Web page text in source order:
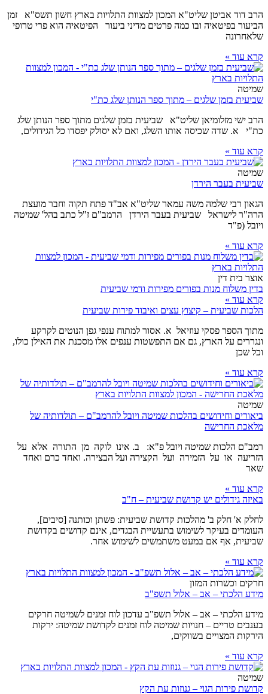
הרב דוד אביטן שליט"א המכון למצוות התלויות בארץ חשון תשס"א זמן
הביעור בפיטאיה ובו כמה פרטים מדיני ביעור הפיטאיה הוא פרי טרופי
שלאחרונה
קרא עוד »
שמיטה
שביעית בזמן שלגים – מתוך ספר הנותן שלג כת"י
הרב ישי מזלומיאן שליט"א שביעית בזמן שלגים מתוך ספר הנותן שלג
כת"י א. שדה שכיסה אותו השלג, ואם לא יסולק יפסדו כל הגידולים,
קרא עוד »
שמיטה
שביעית בעבר הירדן
הגאון רבי שלמה משה עמאר שליט"א אב"ד פתח תקוה וחבר מועצת
הרה"ר לישראל שביעית בעבר הירדן הרמב"ם ז"ל כתב בהל' שמיטה
ויובל (פ"ד
קרא עוד »
אוצר בית דין
בדין משלוח מנות בפורים מפירות ודמי שביעית
קרא עוד »
הלכות שביעית – קיצוץ עצים ואיבוד פירות שביעית
מתוך הספר פסקי עוזיאל א. אסור למתוח ענפי גפן הנוטים לקרקע
ונגררים על הארץ, גם אם התפשטות ענפים אלו מסכנת את האילן כולו,
וכל שכן
קרא עוד »
שמיטה
ביאורים וחידושים בהלכות שמיטה ויובל להרמב"ם – תולדותיה של
מלאכת החרישה
רמב"ם הלכות שמיטה ויובל פ"א: ב. אינו לוקה מן התורה אלא על
הזריעה או על הזמירה ועל הקצירה ועל הבצירה. ואחד כרם ואחד
שאר
קרא עוד »
באיזה גידולים יש קדושת שביעית – ח"ב
לחלק א' חלק ב' מהלכות קדושת שביעית: פשתן וכותנה [סיבים],
העומדים בעיקר לשימוש בתעשיית הבגדים, אינם קדושים בקדושת
שביעית, אף אם במעט משתמשים לשימוש אחר.
קרא עוד »
חרקים וכשרות המזון
מידע הלכתי – אב – אלול תשפ"ב
מידע הלכתי – אב – אלול תשפ"ב עדכון לוח זמנים לשמיטה חרקים
בענבים טריים – חנויות שמיטה לוח זמנים לקדושת שמיטה: ירקות
הירקות המצויים בשווקים,
קרא עוד »
שמיטה
קדושת פירות הגוי – גנוזות עת הקץ